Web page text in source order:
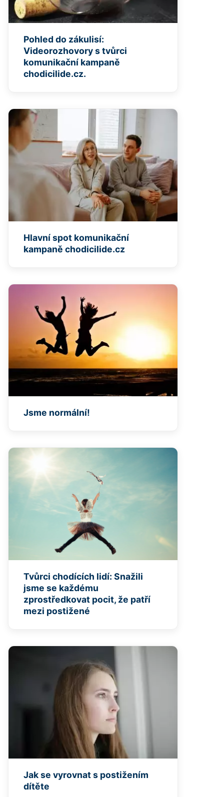
Pohled do zákulisí:
Videorozhovory s tvůrci
komunikační kampaně
chodicilide.cz.
Hlavní spot komunikační
kampaně chodicilide.cz
Jsme normální!
Tvůrci chodících lidí: Snažili
jsme se každému
zprostředkovat pocit, že patří
mezi postižené
Jak se vyrovnat s postižením
dítěte